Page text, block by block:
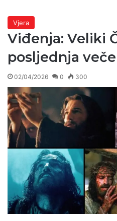
Vjera
Viđenja: Veliki
posljednja
02/04/2026 0 300